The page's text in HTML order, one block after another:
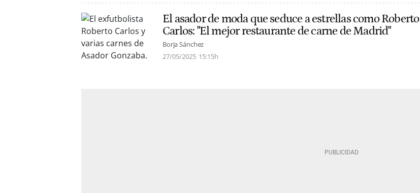
El asador de moda que seduce a estrellas como Roberto
Carlos: "El mejor restaurante de carne de Madrid"
Borja Sánchez
27/05/2025 15:15h